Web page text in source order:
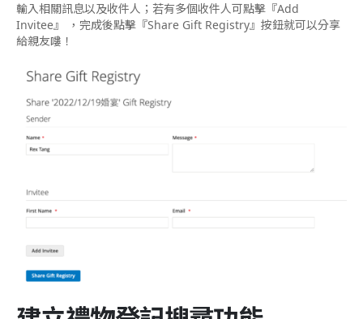
輸入相關訊息以及收件人；若有多個收件人可點擊『Add
Invitee』 ，完成後點擊『Share Gift Registry』按鈕就可以分享
給親友嘍！